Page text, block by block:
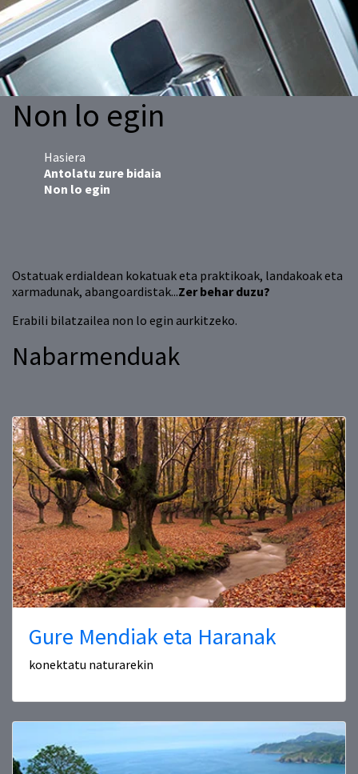
Non lo egin
Hasiera
Antolatu zure bidaia
Non lo egin
Ostatuak erdialdean kokatuak eta praktikoak, landakoak eta
xarmadunak, abangoardistak...Zer behar duzu?
Erabili bilatzailea non lo egin aurkitzeko.
Nabarmenduak
Gure Mendiak eta Haranak
konektatu naturarekin